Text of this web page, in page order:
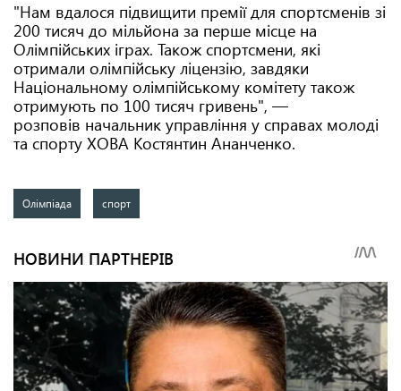
"Нам вдалося підвищити премії для спортсменів зі
200 тисяч до мільйона за перше місце на
Олімпійських іграх. Також спортсмени, які
отримали олімпійську ліцензію, завдяки
Національному олімпійському комітету також
отримують по 100 тисяч гривень", —
розповів начальник управління у справах молоді
та спорту ХОВА Костянтин Ананченко.
Олімпіада спорт